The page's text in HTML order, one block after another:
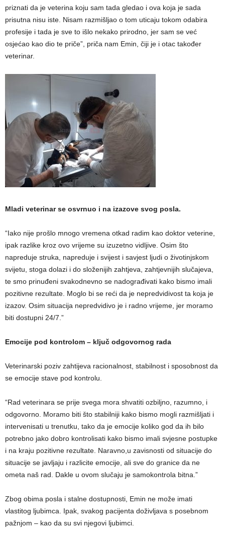
priznati da je veterina koju sam tada gledao i ova koja je sada
prisutna nisu iste. Nisam razmišljao o tom uticaju tokom odabira
profesije i tada je sve to išlo nekako prirodno, jer sam se već
osjećao kao dio te priče”, priča nam Emin, čiji je i otac također
veterinar.
Mladi veterinar se osvrnuo i na izazove svog posla.
“Iako nije prošlo mnogo vremena otkad radim kao doktor veterine,
ipak razlike kroz ovo vrijeme su izuzetno vidljive. Osim što
napreduje struka, napreduje i svijest i savjest ljudi o životinjskom
svijetu, stoga dolazi i do složenijih zahtjeva, zahtjevnijih slučajeva,
te smo prinuđeni svakodnevno se nadograđivati kako bismo imali
pozitivne rezultate. Moglo bi se reći da je nepredvidivost ta koja je
izazov. Osim situacija nepredvidivo je i radno vrijeme, jer moramo
biti dostupni 24/7.”
Emocije pod kontrolom – ključ odgovornog rada
Veterinarski poziv zahtijeva racionalnost, stabilnost i sposobnost da
se emocije stave pod kontrolu.
“Rad veterinara se prije svega mora shvatiti ozbiljno, razumno, i
odgovorno. Moramo biti što stabilniji kako bismo mogli razmišljati i
intervenisati u trenutku, tako da je emocije koliko god da ih bilo
potrebno jako dobro kontrolisati kako bismo imali svjesne postupke
i na kraju pozitivne rezultate. Naravno,u zavisnosti od situacije do
situacije se javljaju i razlicite emocije, ali sve do granice da ne
ometa naš rad. Dakle u ovom slučaju je samokontrola bitna.”
Zbog obima posla i stalne dostupnosti, Emin ne može imati
vlastitog ljubimca. Ipak, svakog pacijenta doživljava s posebnom
pažnjom – kao da su svi njegovi ljubimci.